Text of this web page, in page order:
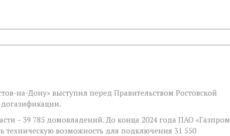
на-Дону» выступил перед Правительством Ростовской
– 39 785 домовладений. До конца 2024 года ПАО «Газпром
техническую возможность для подключения 31 550